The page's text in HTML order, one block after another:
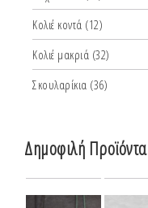
Κολιέ κοντά (12)
Κολιέ μακριά (32)
Σκουλαρίκια (36)
Δημοφιλή Προϊόντα